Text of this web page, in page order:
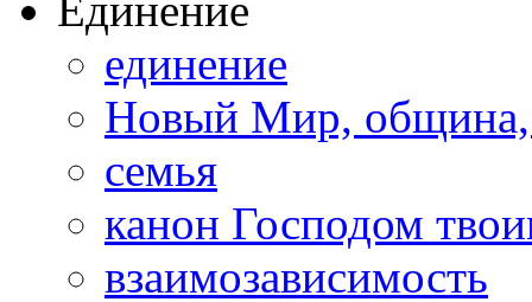
единение
Новый Мир,
семья
канон Господом
взаимозависимость